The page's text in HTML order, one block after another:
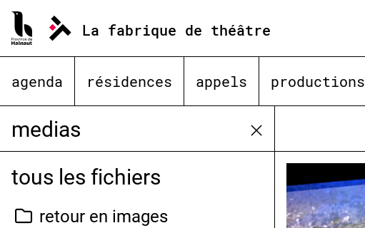
contenu
La fabrique de théâtre
agenda résidences appels productions
medias
tous les fichiers
retour en images